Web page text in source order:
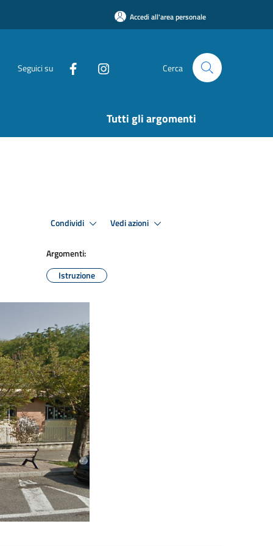
Accedi all'area personale
Seguici su Cerca
Tutti gli argomenti
Condividi Vedi azioni
Argomenti:
Istruzione